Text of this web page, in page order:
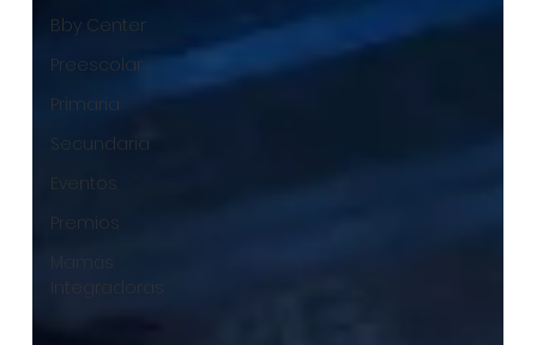
Bby Center
Preescolar
Primaria
Secundaria
Eventos
Premios
Mamás
Integradoras